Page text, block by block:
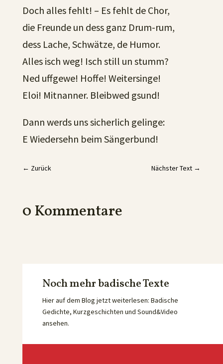
Doch alles fehlt! – Es fehlt de Chor,
die Freunde un dess ganz Drum-rum,
dess Lache, Schwätze, de Humor.
Alles isch weg! Isch still un stumm?
Ned uffgewe! Hoffe! Weitersinge!
Eloi! Mitnanner. Bleibwed gsund!
Dann werds uns sicherlich gelinge:
E Wiedersehn beim Sängerbund!
← Zurück Nächster Text →
0 Kommentare
Noch mehr badische Texte
Hier auf dem Blog jetzt weiterlesen: Badische
Gedichte, Kurzgeschichten und Sound&Video
ansehen.